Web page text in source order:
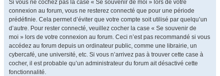
Si vous ne cochez pas la case « Se souvenir de moi » lors de votre
connexion au forum, vous ne resterez connecté que pour une période
prédéfinie. Cela permet d’éviter que votre compte soit utilisé par quelqu’un
d’autre. Pour rester connecté, veuillez cocher la case « Se souvenir de
moi » lors de votre connexion au forum. Ceci n’est pas recommandé si vous
accédez au forum depuis un ordinateur public, comme une librairie, un
cybercafé, une université, etc. Si vous n’arrivez pas à trouver cette case à
cocher, il est probable qu’un administrateur du forum ait désactivé cette
fonctionnalité.